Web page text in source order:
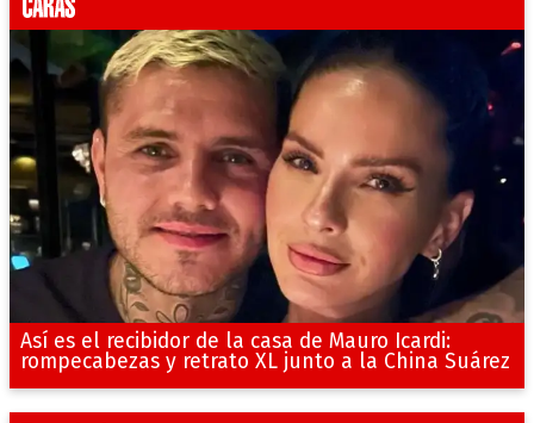
Así es el recibidor de la casa de Mauro Icardi:
rompecabezas y retrato XL junto a la China Suárez